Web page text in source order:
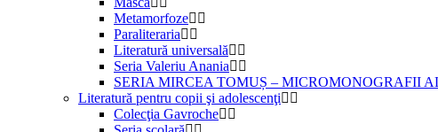
Metamorfoze
Paraliteraria
Literatură universală
Seria Valeriu Anania
SERIA MIRCEA TOMUȘ – MICROMONOGRAFII
Literatură pentru copii şi adolescenţi
Colecţia Gavroche